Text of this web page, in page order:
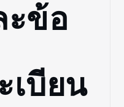
ข้อ
เบียน